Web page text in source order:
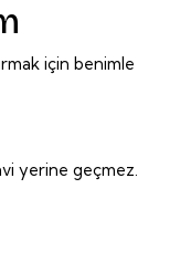
için benimle
yerine geçmez.